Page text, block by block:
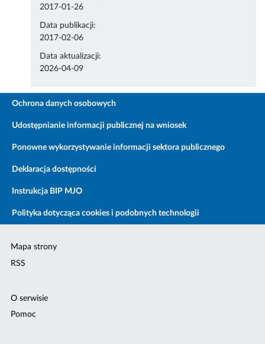
2017-01-26
Data publikacji:
2017-02-06
Data aktualizacji:
2026-04-09
Ochrona danych osobowych
Udostępnianie informacji publicznej na wniosek
Ponowne wykorzystywanie informacji sektora publicznego
Deklaracja dostępności
Instrukcja BIP MJO
Polityka dotycząca cookies i podobnych technologii
Mapa strony
RSS
O serwisie
Pomoc